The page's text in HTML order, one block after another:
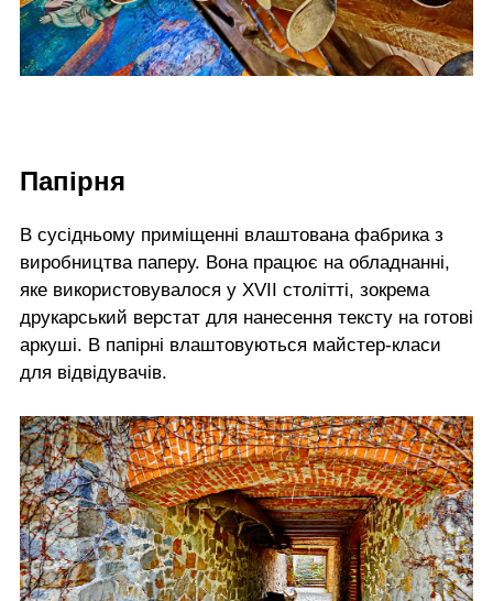
Папірня
В сусідньому приміщенні влаштована фабрика з
виробництва паперу. Вона працює на обладнанні,
яке використовувалося у XVII столітті, зокрема
друкарський верстат для нанесення тексту на готові
аркуші. В папірні влаштовуються майстер-класи
для відвідувачів.